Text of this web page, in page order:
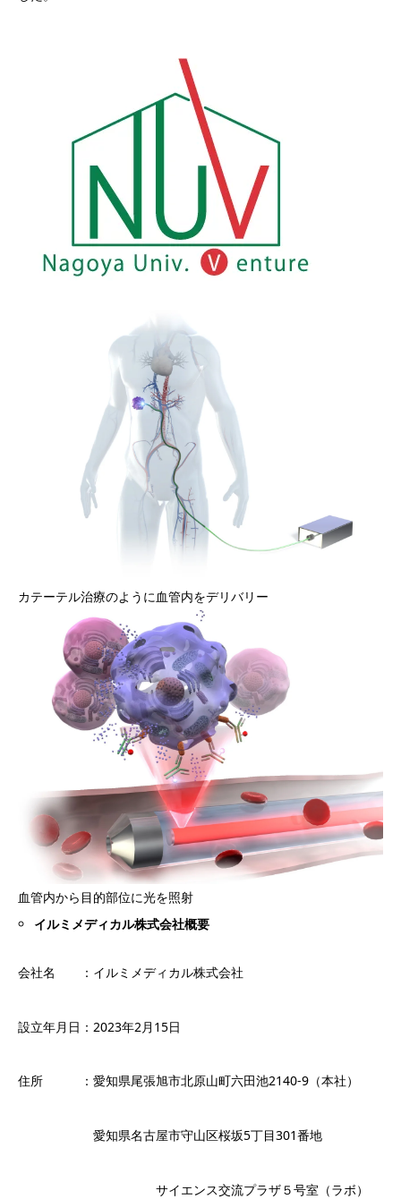
カテーテル治療のように血管内をデリバリー
血管内から目的部位に光を照射
イルミメディカル株式会社概要
会社名 ：イルミメディカル株式会社
設立年月日：2023年2月15日
住所 ：愛知県尾張旭市北原山町六田池2140‐9（本社）
愛知県名古屋市守山区桜坂5丁目301番地
サイエンス交流プラザ５号室（ラボ）